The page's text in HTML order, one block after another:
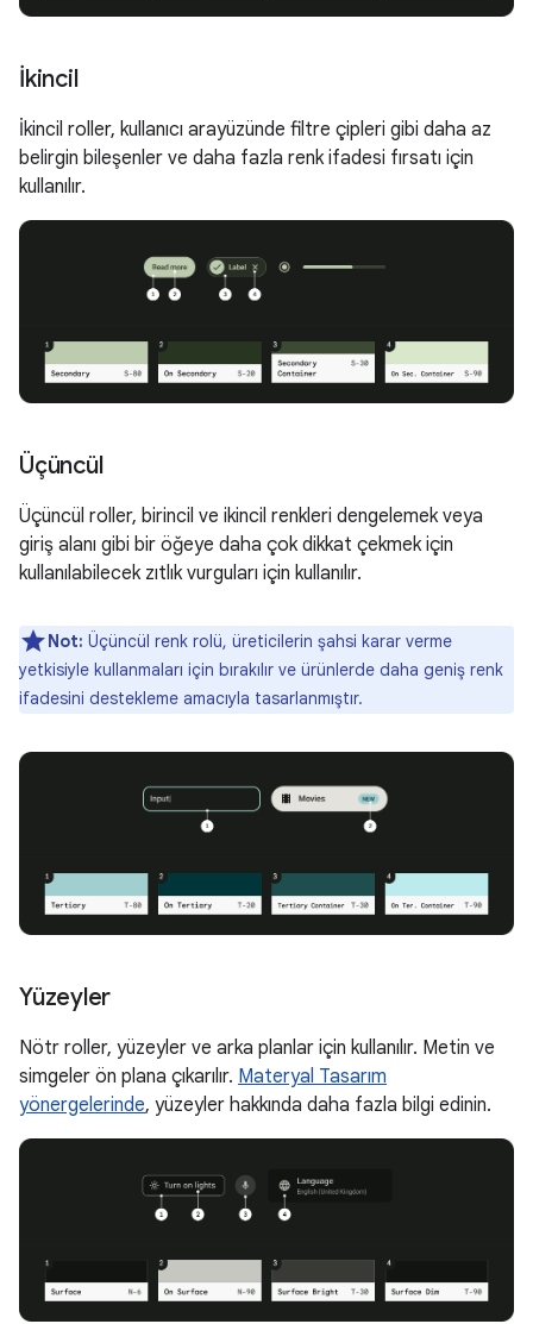
İkincil
İkincil roller, kullanıcı arayüzünde filtre çipleri gibi daha az
belirgin bileşenler ve daha fazla renk ifadesi fırsatı için
kullanılır.
Üçüncül
Üçüncül roller, birincil ve ikincil renkleri dengelemek veya
giriş alanı gibi bir öğeye daha çok dikkat çekmek için
kullanılabilecek zıtlık vurguları için kullanılır.
Not: Üçüncül renk rolü, üreticilerin şahsi karar verme
yetkisiyle kullanmaları için bırakılır ve ürünlerde daha geniş renk
ifadesini destekleme amacıyla tasarlanmıştır.
Yüzeyler
Nötr roller, yüzeyler ve arka planlar için kullanılır. Metin ve
simgeler ön plana çıkarılır. Materyal Tasarım
yönergelerinde, yüzeyler hakkında daha fazla bilgi edinin.